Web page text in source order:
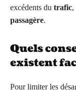
excédents du trafic,
passagère.
Quels
existent
Pour limiter les